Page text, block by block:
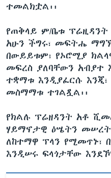
ተመልክቷል፡፡
የጠቅላይ ም/ቤቱ
አሁን ችግሩ፣ መፍትሔ
በውይይቱም፣ የኦሮሚያ
መፍረስ ያለባቸውን አብያተ
ተቋማቱ እንዲያፈርሱ
መስማማቱ ተገልጿል፡፡
የክልሉ ፕሬዘዳንት አቶ
ሃይማኖታዊ ዕሤትን መሠረት
ለከተማዋ ፕላን የሚመጥኑ፣
እንዲሠሩ ፍላጎታቸው